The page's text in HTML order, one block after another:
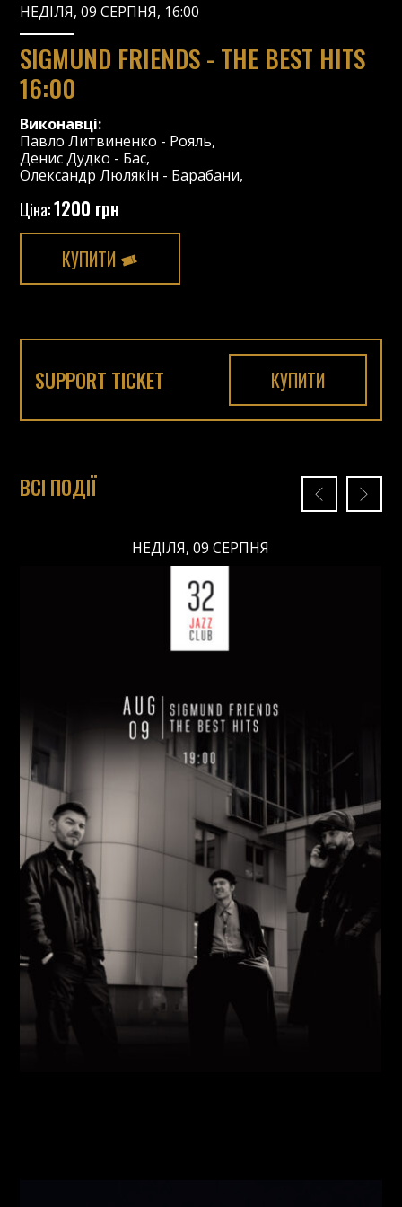
НЕДІЛЯ, 09 СЕРПНЯ, 16:00
SIGMUND FRIENDS - THE BEST HITS
16:00
Виконавці:
Павло Литвиненко - Рояль,
Денис Дудко - Бас,
Олександр Люлякін - Барабани,
Ціна:1200 грн
КУПИТИ
SUPPORT TICKET КУПИТИ
ВСІ ПОДІЇ
НЕДІЛЯ, 09 СЕРПНЯ
НЕДІЛЯ, 09 СЕРПНЯ
Ціна:
Виконавці: Павло Литвиненко (Рояль,) /Денис
Дудко (Бас, Олександр Люлякін (Барабани,) /